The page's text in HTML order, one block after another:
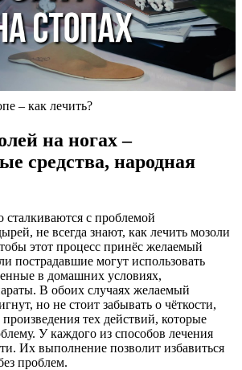
– как лечить?
на ногах –
средства, народная
сталкиваются с проблемой
не всегда знают, как лечить мозоли
этот процесс принёс желаемый
пострадавшие могут использовать
в домашних условиях,
В обоих случаях желаемый
но не стоит забывать о чёткости,
произведения тех действий, которые
У каждого из способов лечения
Их выполнение позволит избавиться
проблем.